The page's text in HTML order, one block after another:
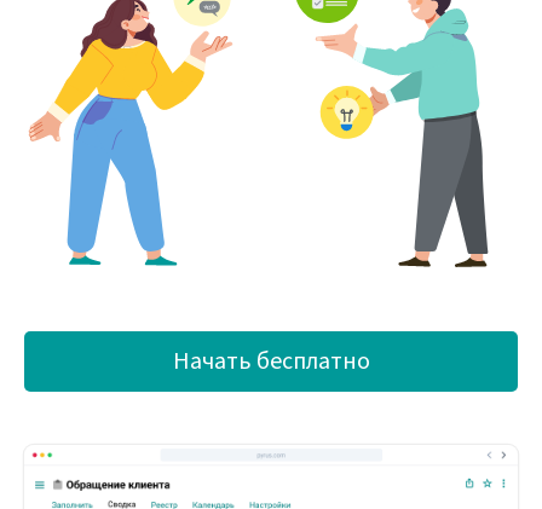
Начать бесплатно